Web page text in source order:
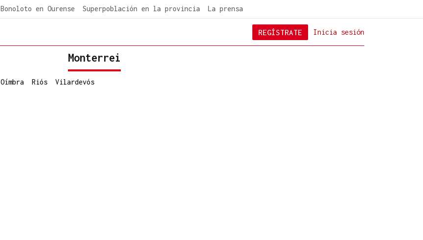
Bonoloto en Ourense Superpoblación en la provincia La prensa
Inicia sesión
REGÍSTRATE
Monterrei
Oímbra Riós Vilardevós